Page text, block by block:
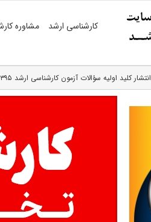
کارشناسی ارشد مشاوره
انتشار کلید اولیه سؤالات آزمون کارشناسی ارشد ۱۳۹۵